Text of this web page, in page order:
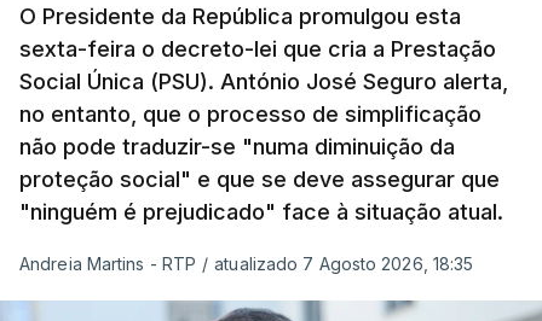
O Presidente da República promulgou esta
sexta-feira o decreto-lei que cria a Prestação
Social Única (PSU). António José Seguro alerta,
no entanto, que o processo de simplificação
não pode traduzir-se "numa diminuição da
proteção social" e que se deve assegurar que
"ninguém é prejudicado" face à situação atual.
Andreia Martins - RTP / atualizado 7 Agosto 2026, 18:35